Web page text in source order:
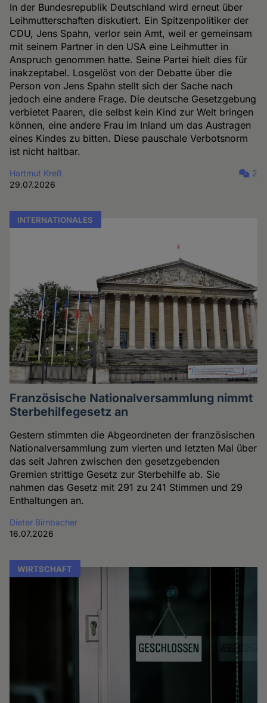
In der Bundesrepublik Deutschland wird erneut über
Leihmutterschaften diskutiert. Ein Spitzenpolitiker der
CDU, Jens Spahn, verlor sein Amt, weil er gemeinsam
mit seinem Partner in den USA eine Leihmutter in
Anspruch genommen hatte. Seine Partei hielt dies für
inakzeptabel. Losgelöst von der Debatte über die
Person von Jens Spahn stellt sich der Sache nach
jedoch eine andere Frage. Die deutsche Gesetzgebung
verbietet Paaren, die selbst kein Kind zur Welt bringen
können, eine andere Frau im Inland um das Austragen
eines Kindes zu bitten. Diese pauschale Verbotsnorm
ist nicht haltbar.
Hartmut Kreß
29.07.2026
2
INTERNATIONALES
Französische Nationalversammlung nimmt
Sterbehilfegesetz an
Gestern stimmten die Abgeordneten der französischen
Nationalversammlung zum vierten und letzten Mal über
das seit Jahren zwischen den gesetzgebenden
Gremien strittige Gesetz zur Sterbehilfe ab. Sie
nahmen das Gesetz mit 291 zu 241 Stimmen und 29
Enthaltungen an.
Dieter Birnbacher
16.07.2026
WIRTSCHAFT